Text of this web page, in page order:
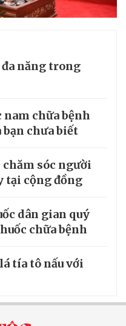
năng trong
chữa bệnh
bạn chưa biết
chăm sóc người
tại cộng đồng
dân gian quý
chữa bệnh
tía tô nấu với